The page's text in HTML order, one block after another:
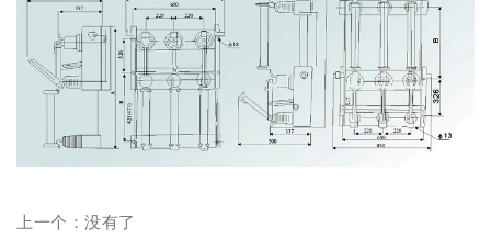
上一个：没有了